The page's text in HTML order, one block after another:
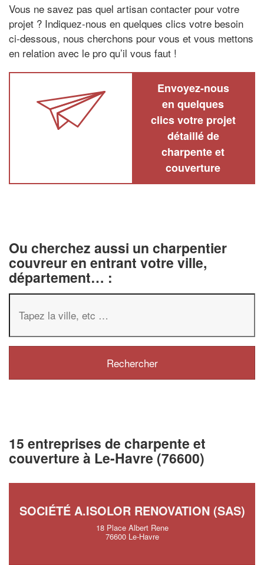
Vous ne savez pas quel artisan contacter pour votre
projet ? Indiquez-nous en quelques clics votre besoin
ci-dessous, nous cherchons pour vous et vous mettons
en relation avec le pro qu’il vous faut !
Envoyez-nous
en quelques
clics votre projet
détaillé de
charpente et
couverture
Ou cherchez aussi un charpentier
couvreur en entrant votre ville,
département… :
15 entreprises de charpente et
couverture à Le-Havre (76600)
SOCIÉTÉ A.ISOLOR RENOVATION (SAS)
18 Place Albert Rene
76600 Le-Havre